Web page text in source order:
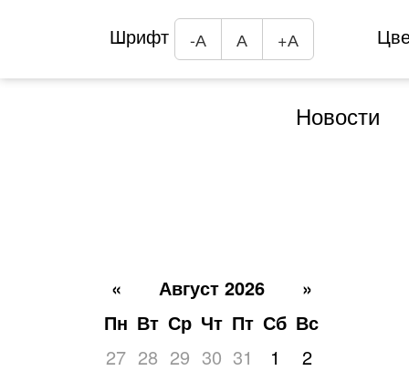
Шрифт -А А +А
Новости
« Август 2026
»
Пн Вт Ср Чт Пт Сб Вс
27 28 29 30 31 1
2